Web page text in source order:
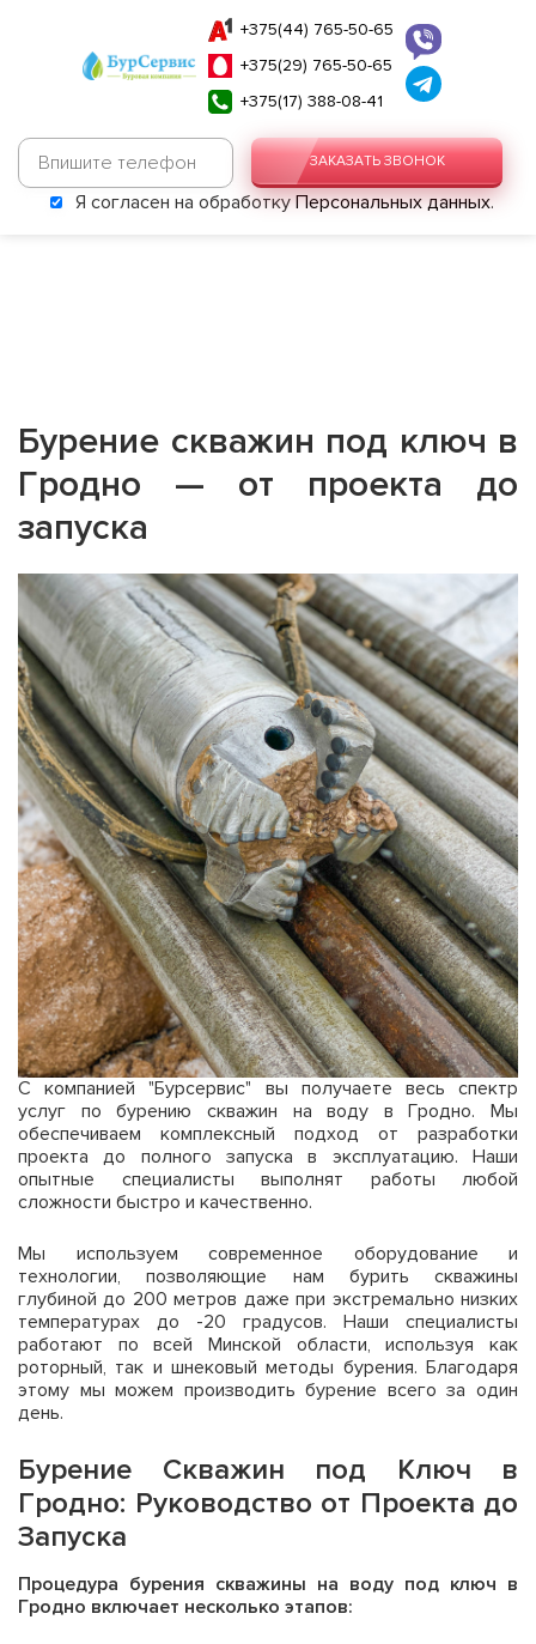
+375(44) 765-50-65
+375(29) 765-50-65
+375(17) 388-08-41
ЗАКАЗАТЬ ЗВОНОК
Я согласен на обработкуПерсональных данных.
Бурение скважин под ключ в
Гродно — от проекта до
запуска
С компанией "Бурсервис" вы получаете весь спектр
услуг по бурению скважин на воду в Гродно. Мы
обеспечиваем комплексный подход от разработки
проекта до полного запуска в эксплуатацию. Наши
опытные специалисты выполнят работы любой
сложности быстро и качественно.
Мы используем современное оборудование и
технологии, позволяющие нам бурить скважины
глубиной до 200 метров даже при экстремально низких
температурах до -20 градусов. Наши специалисты
работают по всей Минской области, используя как
роторный, так и шнековый методы бурения. Благодаря
этому мы можем производить бурение всего за один
день.
Бурение Скважин под Ключ в
Гродно: Руководство от Проекта до
Запуска
Процедура бурения скважины на воду под ключ в
Гродно включает несколько этапов: